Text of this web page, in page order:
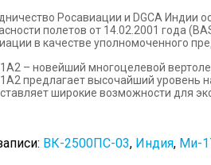
Росавиации и DGCA Индии
полетов от 14.02.2001 года
в качестве уполномоченного
– новейший многоцелевой
предлагает высочайший уровень
широкие возможности для
ВК-2500ПС-03, Индия, Ми-